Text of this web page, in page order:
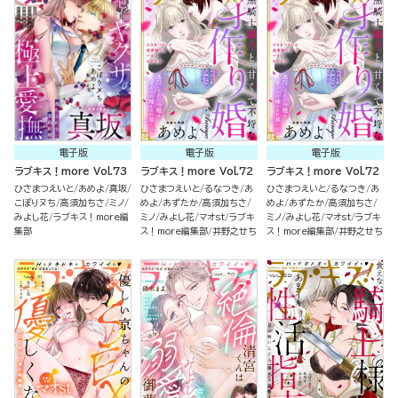
電子版
ラブキス！more Vol.73
ひさまつえいと あめよ 真坂
こぽりヌち 高須加ちさ ミノ
みよし花 ラブキス！more編
集部
電子版
ラブキス！more Vol.72
ひさまつえいと るなつき
あ
めよ
あずたか 高須加ちさ
ミノ みよし花 マオst ラブキ
ス！more編集部 井野之せち
電子版
ラブキス！more Vol.72
ひさまつえいと るなつき
あ
めよ
あずたか 高須加ちさ
ミノ みよし花 マオst ラブキ
ス！more編集部 井野之せち